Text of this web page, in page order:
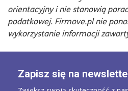
orientacyjny i nie stanowią
podatkowej. Firmove.pl nie
wykorzystanie informacji
Zapisz się na